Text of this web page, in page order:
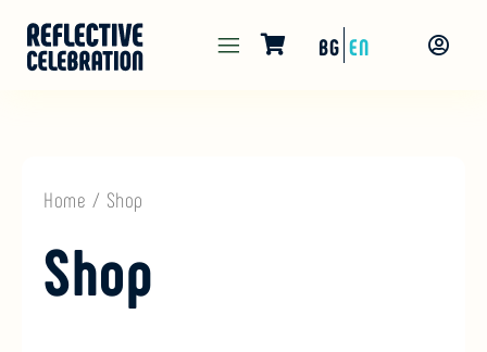
content
Main
BG EN
Home / Shop
Shop